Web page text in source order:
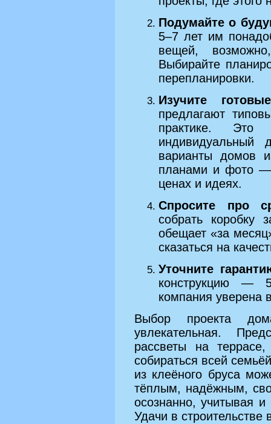
Подумайте о
5–7 лет им
вещей,
Выбирайте
перепланировки.
Изучите
предлагают
практике.
индивидуальный
варианты домов
планами и фото —
ценах и идеях.
Спросите про
собрать коробку
обещает «за
сказаться на
Уточните
конструкцию —
компания уверена
Выбор проекта
увлекательная.
рассветы на
собираться всей
из клеёного бруса
тёплым, надёжным,
осознанно, учитывая
Удачи в